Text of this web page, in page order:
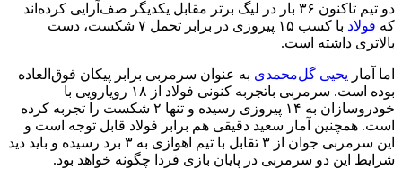
دو تیم تاکنون ۳۶ بار در لیگ برتر مقابل یکدیگر صف‌آرایی کرده‌اند
که فولاد
با کسب ۱۵ پیروزی در برابر تحمل ۷ شکست، دست
بالاتری داشته است.
اما آمار یحیی گل‌محمدی به عنوان سرمربی برابر پیکان فوق‌العاده
بوده است. سرمربی باتجربه کنونی فولاد از ۱۸ رویارویی با
خودروسازان به ۱۴ پیروزی رسیده و تنها ۲ شکست را تجربه کرده
است. همچنین آمار سعید دقیقی هم برابر فولاد قابل توجه است و
این سرمربی جوان از ۳ تقابل با تیم اهوازی به ۳ برد رسیده و باید دید
شرایط این دو سرمربی در پایان بازی فردا چگونه خواهد بود.